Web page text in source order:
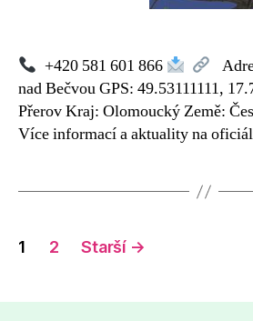
+420 581 601 866
nad Bečvou GPS: 49.53111111,
Přerov Kraj: Olomoucký Země:
Více informací a aktuality na
Navigace
příspěvky
1 2 Starší →